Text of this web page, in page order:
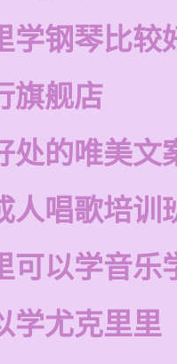
学钢琴比较
旗舰店
处的唯美文
人唱歌培训
可以学音乐
学尤克里里